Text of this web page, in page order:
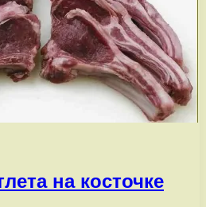
на косточке